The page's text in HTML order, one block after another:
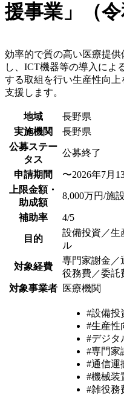
援事業」（令
効率的で質の高い医療提
し、ICT機器等の導入によ
する取組を行い生産性向
支援します。
地域
長野県
実施機関
長野県
公募ステー
タス
公募終了
申請期間
〜2026年7月
上限金額・
助成額
8,000万円/施設
補助率 4/5
目的
設備投資／生
ル
対象経費
専門家謝金／
役務費／委託
対象事業者 医療機関
#設備投
#生産性
#デジタ
#専門家
#通信運
#機械装
#雑役務